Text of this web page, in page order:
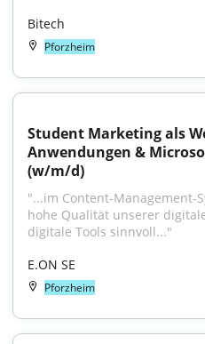
Bitech
Pforzheim
Student Marketing als
Anwendungen &
(w/m/d)
"...im Content-Management-
hohe Qualität unserer
digitale Tools sinnvoll..."
E.ON SE
Pforzheim